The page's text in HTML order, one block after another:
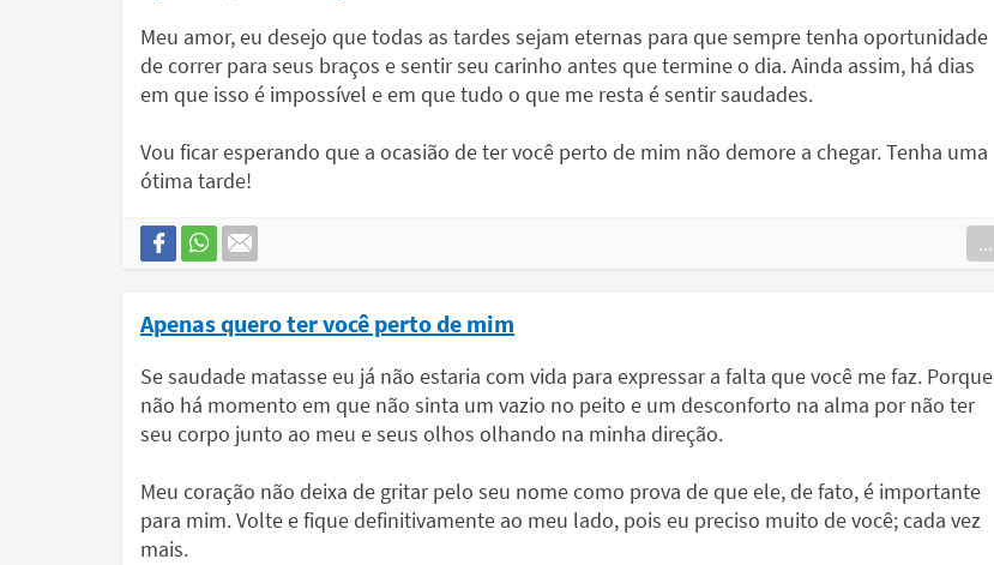
Meu amor, eu desejo que todas as tardes sejam eternas para que sempre tenha oportunidade
de correr para seus braços e sentir seu carinho antes que termine o dia. Ainda assim, há dias
em que isso é impossível e em que tudo o que me resta é sentir saudades.
Vou ficar esperando que a ocasião de ter você perto de mim não demore a chegar. Tenha uma
ótima tarde!
...
Apenas quero ter você perto de mim
Se saudade matasse eu já não estaria com vida para expressar a falta que você me faz. Porque
não há momento em que não sinta um vazio no peito e um desconforto na alma por não ter
seu corpo junto ao meu e seus olhos olhando na minha direção.
Meu coração não deixa de gritar pelo seu nome como prova de que ele, de fato, é importante
para mim. Volte e fique definitivamente ao meu lado, pois eu preciso muito de você; cada vez
mais.